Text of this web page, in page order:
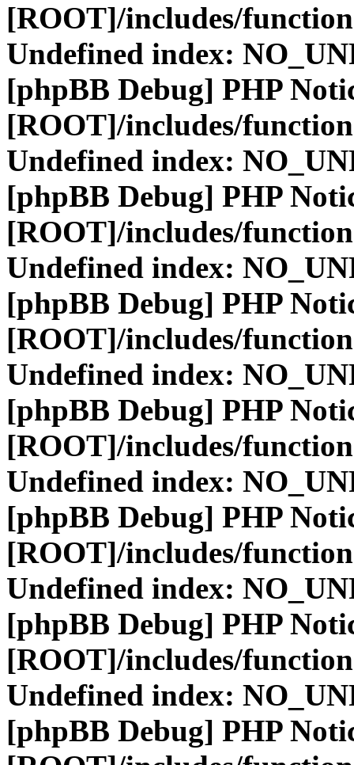
[ROOT]/includes/
Undefined index:
[phpBB Debug] PHP
[ROOT]/includes/
Undefined index:
[phpBB Debug] PHP
[ROOT]/includes/
Undefined index:
[phpBB Debug] PHP
[ROOT]/includes/
Undefined index:
[phpBB Debug] PHP
[ROOT]/includes/
Undefined index:
[phpBB Debug] PHP
[ROOT]/includes/
Undefined index:
[phpBB Debug] PHP
[ROOT]/includes/
Undefined index:
[phpBB Debug] PHP